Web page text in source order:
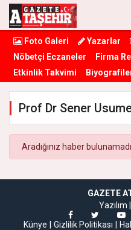
Foto Galeri Yazarlar
Nöbetçi Eczaneler
Firma
Etkinlik Takvimi
Prof Dr Sener
Aradığınız haber
GAZETE
Yazılım |
Künye
Gizlilik Politikası